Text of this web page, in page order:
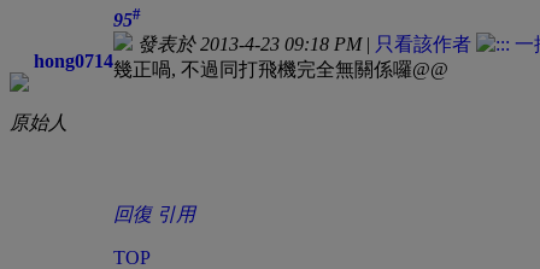
hong0714
原始人
95#
發表於 2013-4-23 09:18 PM| 只看該作者
幾正喎, 不過同打飛機完全無關係囉@@
回復 引用
TOP